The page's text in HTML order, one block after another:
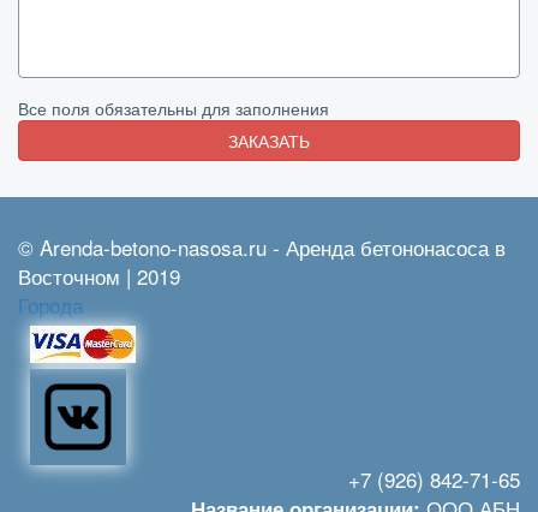
Все поля обязательны для заполнения
ЗАКАЗАТЬ
© Arenda-betono-nasosa.ru - Аренда бетононасоса в
Восточном | 2019
Города
+7 (926) 842-71-65